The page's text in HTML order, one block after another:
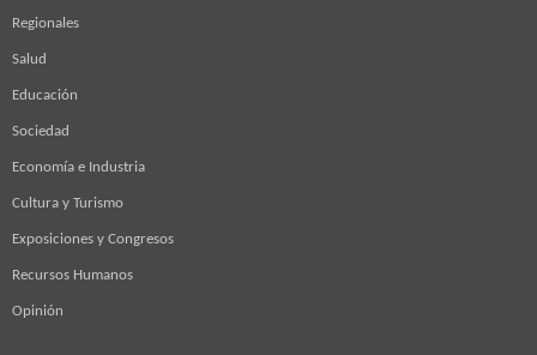
Regionales
Salud
Educación
Sociedad
Economía e Industria
Cultura y Turismo
Exposiciones y Congresos
Recursos Humanos
Opinión